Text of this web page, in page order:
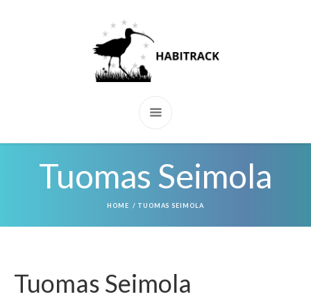
Tuomas Seimola
HOME / TUOMAS SEIMOLA
Tuomas Seimola